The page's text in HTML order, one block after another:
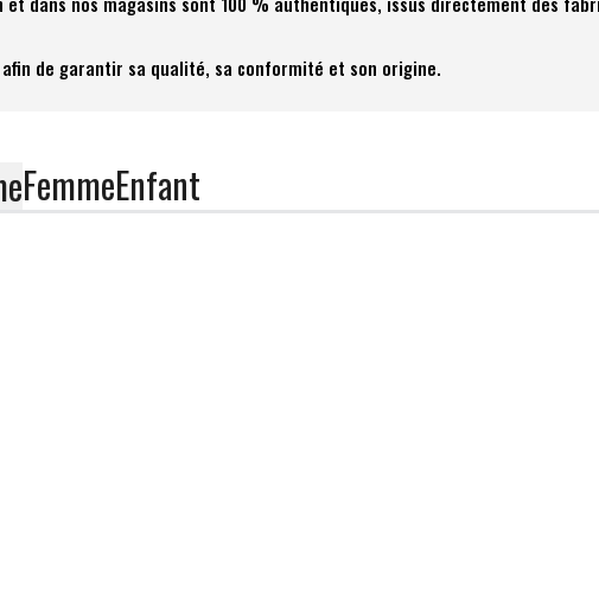
de garantir sa qualité, sa conformité et son origine.
FemmeEnfant